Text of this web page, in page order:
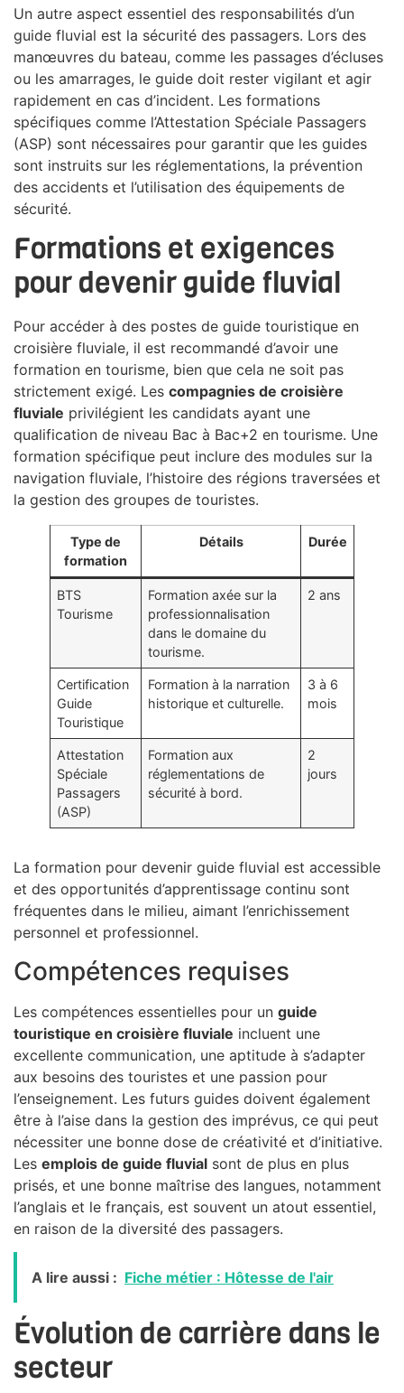
Un autre aspect essentiel des responsabilités d’un
guide fluvial est la sécurité des passagers. Lors des
manœuvres du bateau, comme les passages d’écluses
ou les amarrages, le guide doit rester vigilant et agir
rapidement en cas d’incident. Les formations
spécifiques comme l’Attestation Spéciale Passagers
(ASP) sont nécessaires pour garantir que les guides
sont instruits sur les réglementations, la prévention
des accidents et l’utilisation des équipements de
sécurité.
Formations et exigences
pour devenir guide fluvial
Pour accéder à des postes de guide touristique en
croisière fluviale, il est recommandé d’avoir une
formation en tourisme, bien que cela ne soit pas
strictement exigé. Les compagnies de croisière
fluviale privilégient les candidats ayant une
qualification de niveau Bac à Bac+2 en tourisme. Une
formation spécifique peut inclure des modules sur la
navigation fluviale, l’histoire des régions traversées et
la gestion des groupes de touristes.
Type de
formation
Détails Durée
BTS
Tourisme
Formation axée sur la
professionnalisation
dans le domaine du
tourisme.
2 ans
Certification
Guide
Touristique
Formation à la narration
historique et culturelle.
3 à 6
mois
Attestation
Spéciale
Passagers
(ASP)
Formation aux
réglementations de
sécurité à bord.
2
jours
La formation pour devenir guide fluvial est accessible
et des opportunités d’apprentissage continu sont
fréquentes dans le milieu, aimant l’enrichissement
personnel et professionnel.
Compétences requises
Les compétences essentielles pour un guide
touristique en croisière fluviale incluent une
excellente communication, une aptitude à s’adapter
aux besoins des touristes et une passion pour
l’enseignement. Les futurs guides doivent également
être à l’aise dans la gestion des imprévus, ce qui peut
nécessiter une bonne dose de créativité et d’initiative.
Les emplois de guide fluvial sont de plus en plus
prisés, et une bonne maîtrise des langues, notamment
l’anglais et le français, est souvent un atout essentiel,
en raison de la diversité des passagers.
A lire aussi : Fiche métier : Hôtesse de l'air
Évolution de carrière dans le
secteur